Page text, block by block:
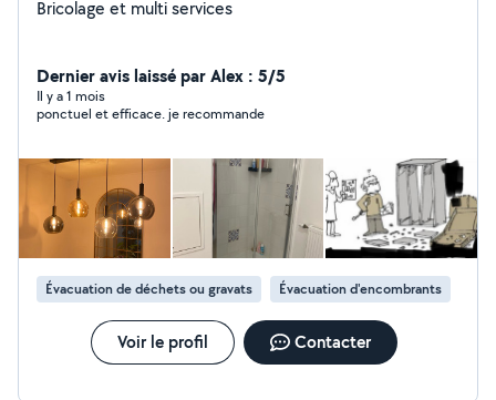
Bricolage et multi services
Dernier avis laissé par Alex : 5/5
Il y a 1 mois
ponctuel et efficace. je recommande
Évacuation de déchets ou gravats Évacuation d'encombrants
Voir le profil Contacter